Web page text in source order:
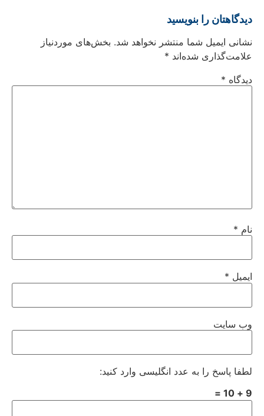
دیدگاهتان را بنویسید
نشانی ایمیل شما منتشر نخواهد شد. بخش‌های موردنیاز
علامت‌گذاری شده‌اند *
دیدگاه *
نام *
ایمیل *
وب‌ سایت
لطفا پاسخ را به عدد انگلیسی وارد کنید:
9 + 10 =